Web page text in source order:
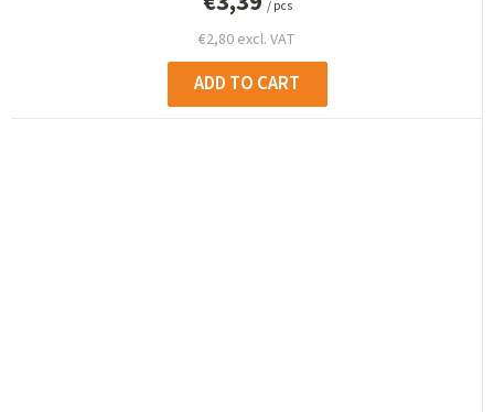
€2,80 excl. VAT
/ pcs
ADD TO CART